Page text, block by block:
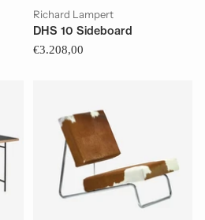
Richard Lampert
DHS 10 Sideboard
€3.208,00